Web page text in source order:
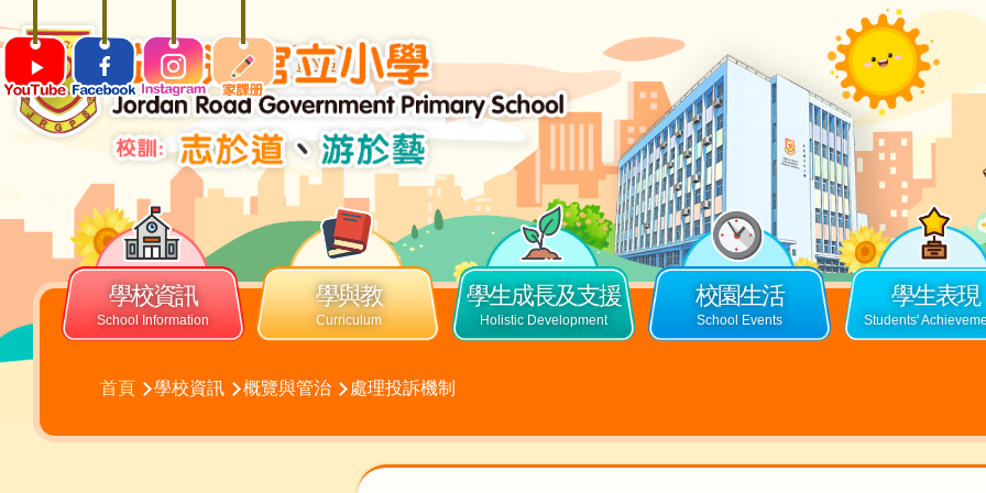
ENG
Main
navigation
學校資訊 學與教 學生成長及支援 校園生活 學生表現
航
連
首頁 學校資訊 概覽與管治 處理投訴機制